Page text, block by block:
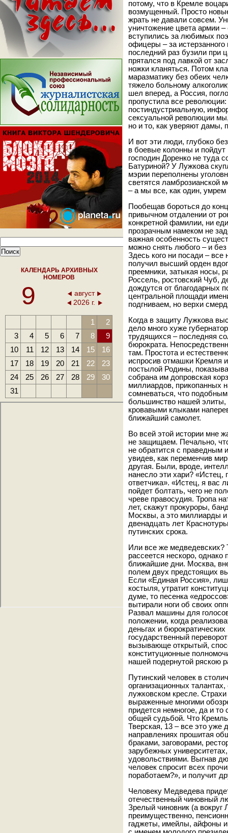
КАЛЕНДАРЬ АРХИВНЫХ
НОМЕРОВ
9
август
2026 г.
1
2
3
4 5 6 7 8
9
10
11 12 13 14 15
16
17
18 19 20 21 22
23
24
25 26 27 28 29
30
31
потому, что в Кремле
возмущенный. Просто
жрать не давали совсем.
уничтожение цвета армии
вступились за любимых
офицеры – за
последний раз бузили при
прятался под лавкой от
ножки кланяться. Потом
маразматику без обеих
тяжело больному
шел вперед, а Россия,
пропустила все
постиндустриальную,
сексуальной революции
но и то, как уверяют дамы,
И вот эти люди, глубоко
в боевые колонны и
господин Доренко не туда
Батуриной? У Лужкова
мэрии переполнены
светятся ламброзианской
– а мы все, как один, умрем
Пообещав бороться до
привычном отдалении от
конкретной фамилии, ни
прозрачным намеком не
важная особенность
можно снять любого – и
Здесь кого ни посади –
получил высший орден
преемники, затыкая носы,
Россель, ростовский Чуб,
дождутся от благодарных
центральной площади
подгниваем, но верхи
Когда в защиту Лужкова
дело много хуже
трудящихся – последняя
бюрократа.
там. Простота и
испросив отмашки Кремля
постылой Родины,
собрана им допровская
миллиардов, прикопанных
сомневаться, что
большинство нашей элиты,
кровавыми клыками
ближайший самолет.
Во всей этой истории мне
не защищаем. Печально,
не обратится с праведным
увидев, как переменчив
другая. Были, вроде,
нанесло эти хари? «Истец,
ответчика». «Истец, я вас
пойдет болтать, чего не
чреве правосудия. Тропа
лет, скажут прокуроры,
Москвы, а это миллиарды
двенадцать лет
путинских срока.
Или все же медведевских?
рассеется нескоро, однако
ближайшие дни. Москва,
полем двух предстоящих
Если «Единая Россия»,
костыля, утратит
думе, то песенка
вытирали ноги об своих
Развал машины для
положении, когда
деньгах и
государственный
вызывающе открытый,
конституционные
нашей подернутой ряскою
Путинский человек в
организационных
лужковском кресле.
выраженные многими
придется немногое, да и
общей судьбой. Что
Тверская, 13 – все это уже
направлениях прошитая
браками, заговорами,
зарубежных
удовольствиями. Выгнав
человек спросит всех
поработаем?», и получит
Человеку Медведева
отечественный чиновный
Зрелый чиновник (а вокруг
преимущественно,
гаджеты, имейлы, айфоны